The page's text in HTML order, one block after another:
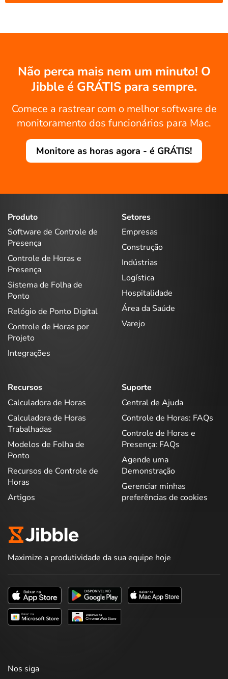
Não perca mais nem um minuto! O
Jibble é GRÁTIS para sempre.
Comece a rastrear com o melhor software de
monitoramento dos funcionários para Mac.
Monitore as horas agora - é GRÁTIS!
Produto
Software de Controle de
Presença
Controle de Horas e
Presença
Sistema de Folha de
Ponto
Relógio de Ponto Digital
Controle de Horas por
Projeto
Integrações
Setores
Empresas
Construção
Indústrias
Logística
Hospitalidade
Área da Saúde
Varejo
Recursos
Calculadora de Horas
Calculadora de Horas
Trabalhadas
Modelos de Folha de
Ponto
Recursos de Controle de
Horas
Artigos
Suporte
Central de Ajuda
Controle de Horas: FAQs
Controle de Horas e
Presença: FAQs
Agende uma
Demonstração
Gerenciar minhas
preferências de cookies
Maximize a produtividade da sua equipe hoje
Nos siga